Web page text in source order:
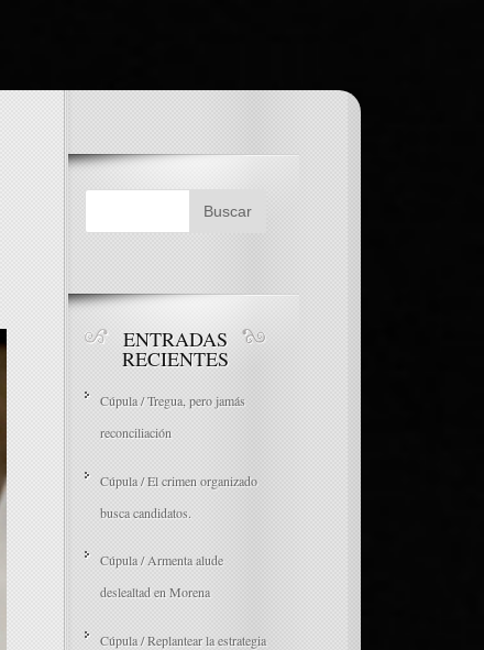
ENTRADAS
RECIENTES
Cúpula / Tregua, pero jamás
reconciliación
Cúpula / El crimen organizado
busca candidatos.
Cúpula / Armenta alude
deslealtad en Morena
Cúpula / Replantear la estrategia